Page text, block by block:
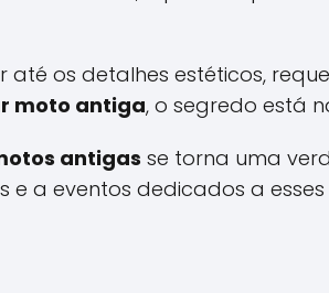
os detalhes estéticos,
moto antiga, o segredo está
antigas se torna uma
a eventos dedicados a esses